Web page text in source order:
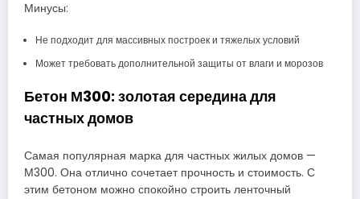
Минусы:
Не подходит для массивных построек и тяжелых условий
Может требовать дополнительной защиты от влаги и морозов
Бетон М300: золотая середина для
частных домов
Самая популярная марка для частных жилых домов —
М300. Она отлично сочетает прочность и стоимость. С
этим бетоном можно спокойно строить ленточный